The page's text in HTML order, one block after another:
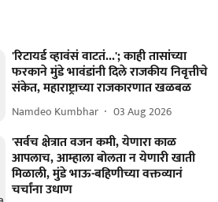
'रिटायर्ड व्हावंसं वाटतं...'; काही तासांच्या
फरकाने मुंडे भावंडांनी दिले राजकीय निवृत्तीचे
संकेत, महाराष्ट्राच्या राजकारणात खळबळ
Namdeo Kumbhar 03 Aug 2026
'सर्वच क्षेत्रात वजन कमी, येणारा काळ
आपलाच, आम्हाला बोलता न येणारी खाती
मिळाली, मुंडे भाऊ-बहिणीच्या वक्तव्यानं
चर्चांना उधाण